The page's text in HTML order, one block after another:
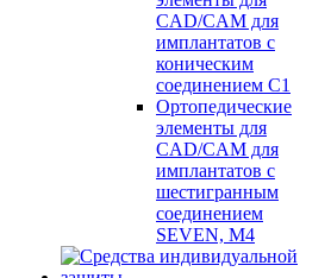
CAD/CAM для
имплантатов с
коническим
соединением С1
Ортопедические
элементы для
CAD/CAM для
имплантатов с
шестигранным
соединением
SEVEN, М4